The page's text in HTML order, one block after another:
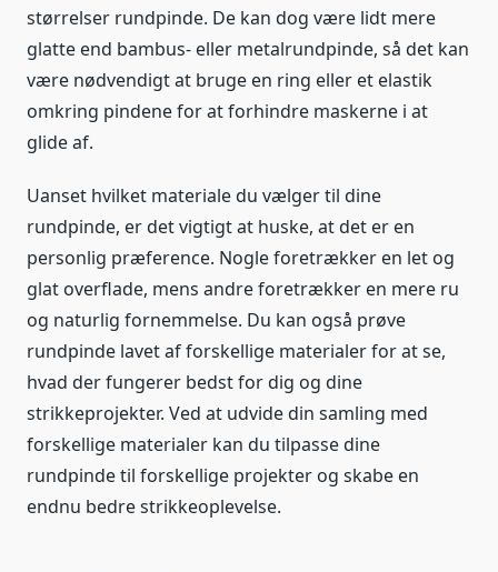
størrelser rundpinde. De kan dog være lidt mere
glatte end bambus- eller metalrundpinde, så det kan
være nødvendigt at bruge en ring eller et elastik
omkring pindene for at forhindre maskerne i at
glide af.
Uanset hvilket materiale du vælger til dine
rundpinde, er det vigtigt at huske, at det er en
personlig præference. Nogle foretrækker en let og
glat overflade, mens andre foretrækker en mere ru
og naturlig fornemmelse. Du kan også prøve
rundpinde lavet af forskellige materialer for at se,
hvad der fungerer bedst for dig og dine
strikkeprojekter. Ved at udvide din samling med
forskellige materialer kan du tilpasse dine
rundpinde til forskellige projekter og skabe en
endnu bedre strikkeoplevelse.